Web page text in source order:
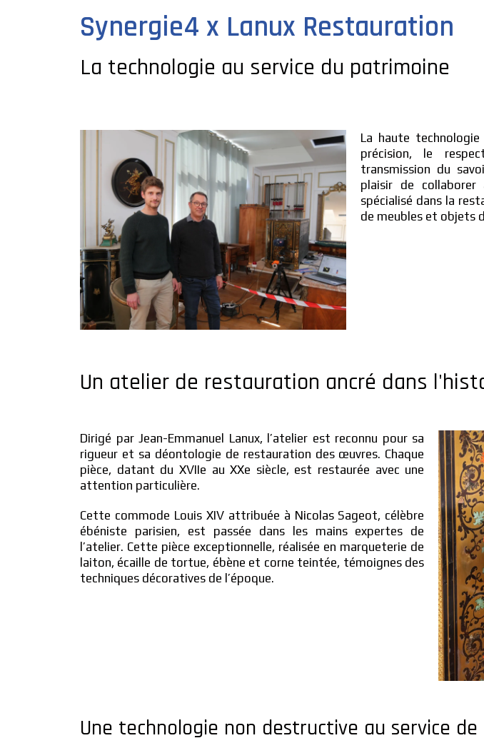
Synergie4 x Lanux Restauration
La technologie au service du patrimoine
La haute
précision, le
transmission du
plaisir de collaborer
spécialisé dans la
de meubles et objets
Un atelier de restauration ancré dans
Dirigé par Jean-Emmanuel Lanux, l’atelier est reconnu pour sa
rigueur et sa déontologie de restauration des œuvres. Chaque
pièce, datant du XVIIe au XXe siècle, est restaurée avec une
attention particulière.
Cette commode Louis XIV attribuée à Nicolas Sageot, célèbre
ébéniste parisien, est passée dans les mains expertes de
l’atelier. Cette pièce exceptionnelle, réalisée en marqueterie de
laiton, écaille de tortue, ébène et corne teintée, témoignes des
techniques décoratives de l’époque.
Une technologie non destructive au service de